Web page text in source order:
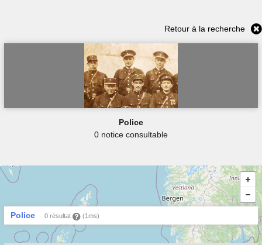
Retour à la recherche
Police
0 notice consultable
Police 0 résultat (1ms)